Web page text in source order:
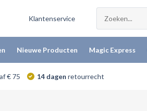
Klantenservice
Nieuwe Producten Magic Express
€ 75 14 dagen retourrecht